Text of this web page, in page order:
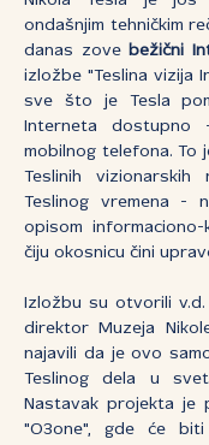
ondašnjim tehničkim
danas zove
bežični
izložbe "Teslina vizija
sve što je Tesla
Interneta
mobilnog telefona. To
Teslinih
Teslinog vremena
opisom informaciono-
čiju okosnicu čini
Izložbu su otvorili
direktor Muzeja
najavili da je ovo
Teslinog dela u
Nastavak projekta je
"O3one", gde će